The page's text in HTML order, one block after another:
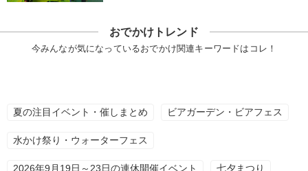
おでかけトレンド
今みんなが気になっているおでかけ関連キーワードはコレ！
夏の注目イベント・催しまとめ ビアガーデン・ビアフェス
水かけ祭り・ウォーターフェス
2026年9月19日～23日の連休開催イベント 七夕まつり